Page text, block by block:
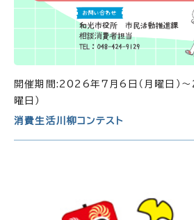
消費生活川柳コンテスト
開催期間:2026年7月6日（月曜日）
曜日）